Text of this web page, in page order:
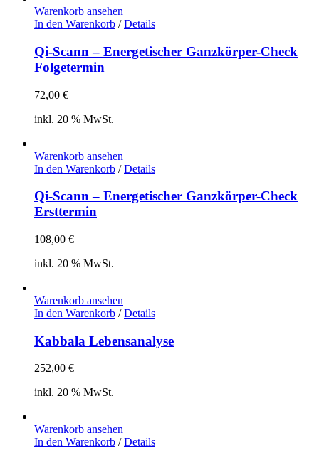
Warenkorb ansehen
In den Warenkorb / Details
Qi-Scann – Energetischer Ganzkörper-Check
Folgetermin
72,00 €
inkl. 20 % MwSt.
Warenkorb ansehen
In den Warenkorb / Details
Qi-Scann – Energetischer Ganzkörper-Check
Ersttermin
108,00 €
inkl. 20 % MwSt.
Warenkorb ansehen
In den Warenkorb / Details
Kabbala Lebensanalyse
252,00 €
inkl. 20 % MwSt.
Warenkorb ansehen
In den Warenkorb / Details